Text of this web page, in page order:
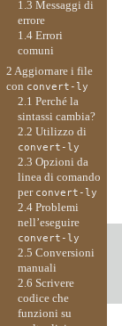
1.3 Messaggi di
errore
1.4 Errori
comuni
2 Aggiornare i file
con convert-ly
2.1 Perché la
sintassi cambia?
2.2 Utilizzo di
convert-ly
2.3 Opzioni da
linea di comando
per convert-ly
2.4 Problemi
nell’eseguire
convert-ly
2.5 Conversioni
manuali
2.6 Scrivere
codice che
funzioni su